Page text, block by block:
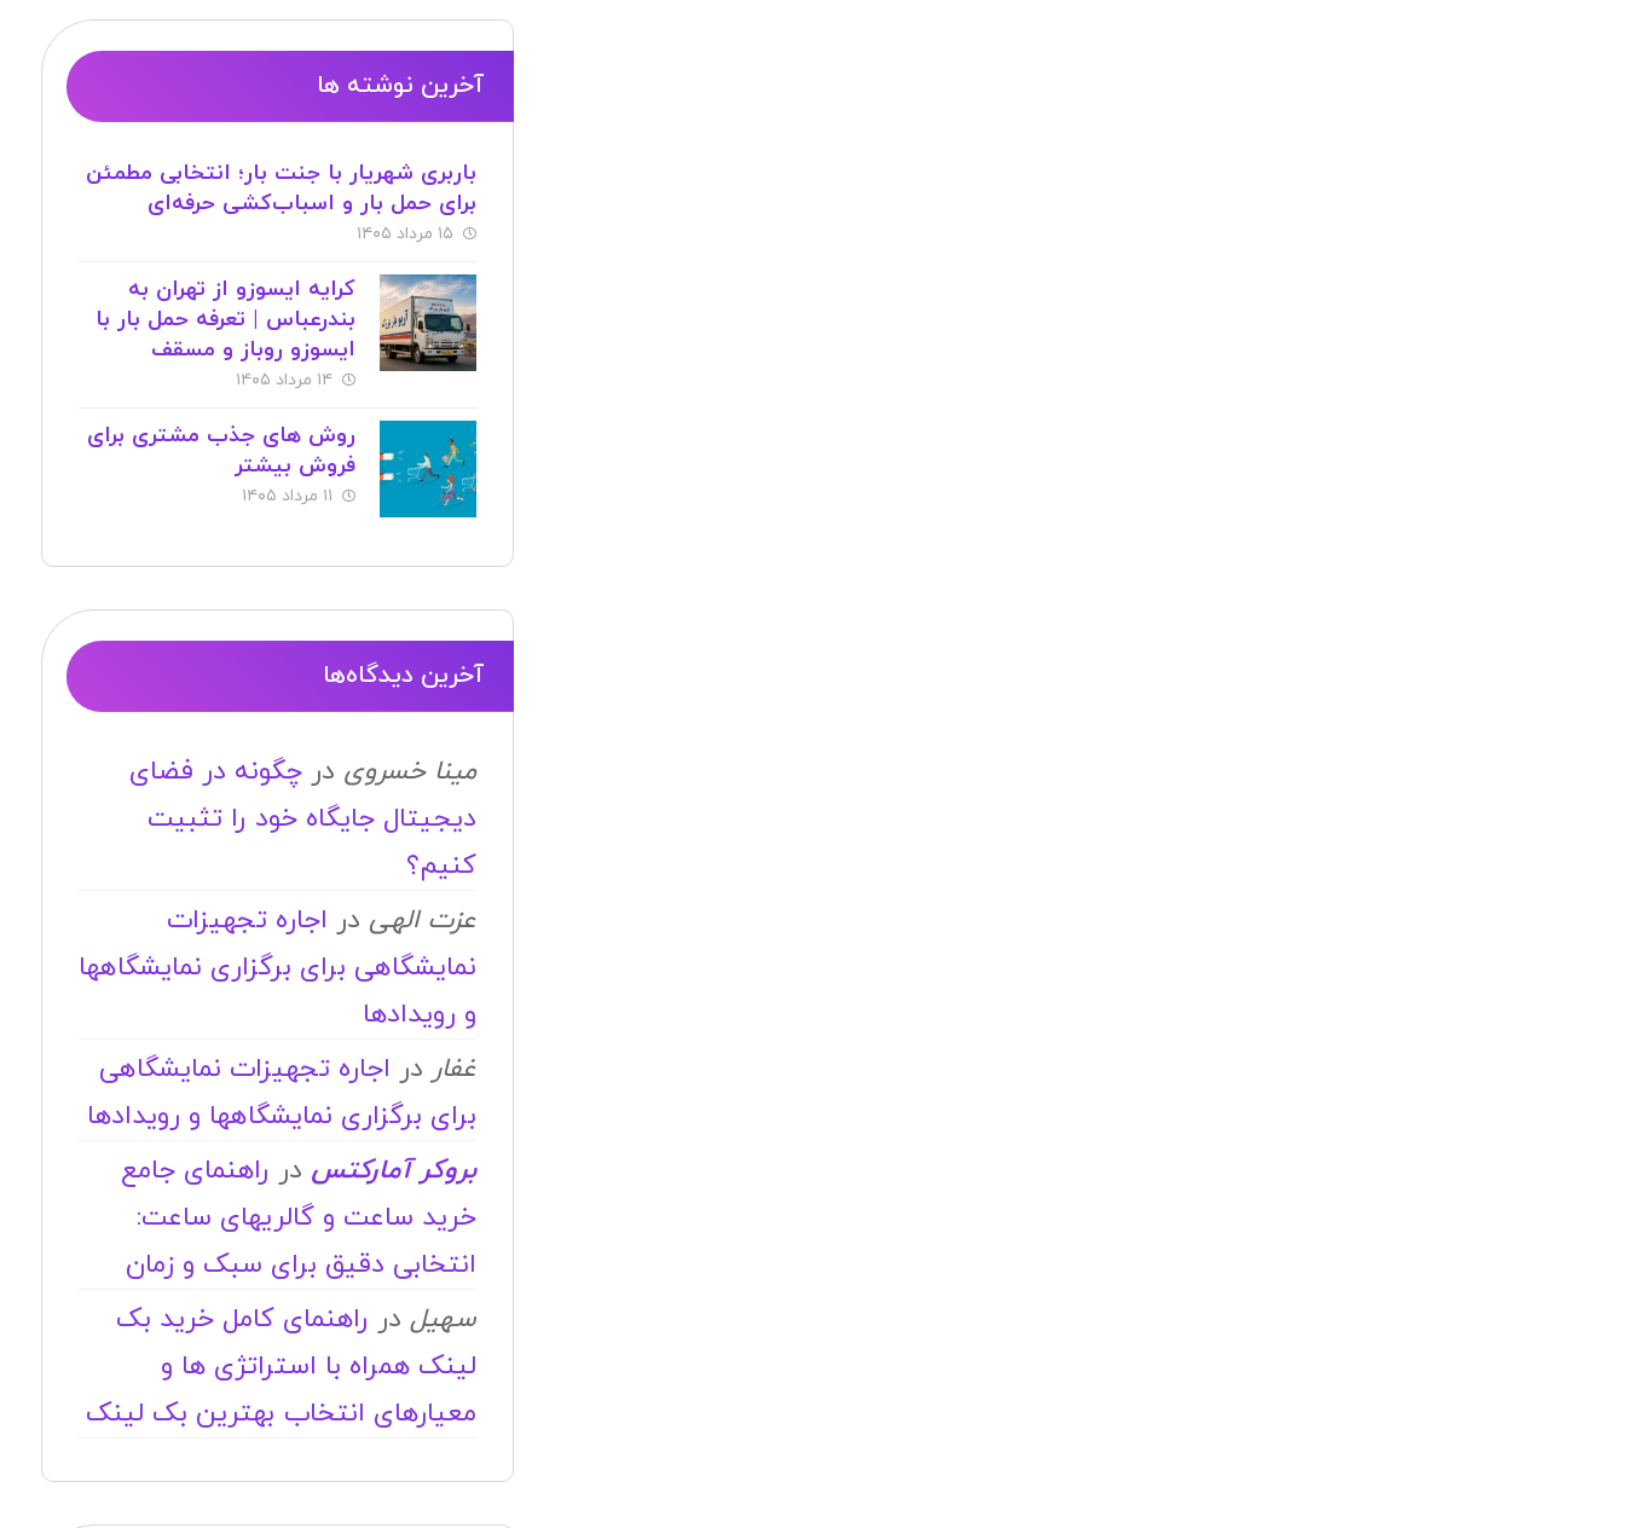
آخرین نوشته ها
باربری شهریار با جنت بار؛ انتخابی مطمئن
برای حمل بار و اسباب‌کشی حرفه‌ای
۱۵ مرداد ۱۴۰۵
کرایه ایسوزو از تهران به
بندرعباس | تعرفه حمل بار با
ایسوزو روباز و مسقف
۱۴ مرداد ۱۴۰۵
روش های جذب مشتری برای
فروش بیشتر
۱۱ مرداد ۱۴۰۵
آخرین دیدگاه‌ها
مینا خسروی در چگونه در فضای
دیجیتال جایگاه خود را تثبیت
کنیم؟
عزت الهی در اجاره تجهیزات
نمایشگاهی برای برگزاری نمایشگاهها
و رویدادها
غفار در اجاره تجهیزات نمایشگاهی
برای برگزاری نمایشگاهها و رویدادها
بروکر آمارکتس در راهنمای جامع
خرید ساعت و گالریهای ساعت:
انتخابی دقیق برای سبک و زمان
سهیلدر راهنمای کامل خرید بک
لینک همراه با استراتژی ها و
معیارهای انتخاب بهترین بک لینک